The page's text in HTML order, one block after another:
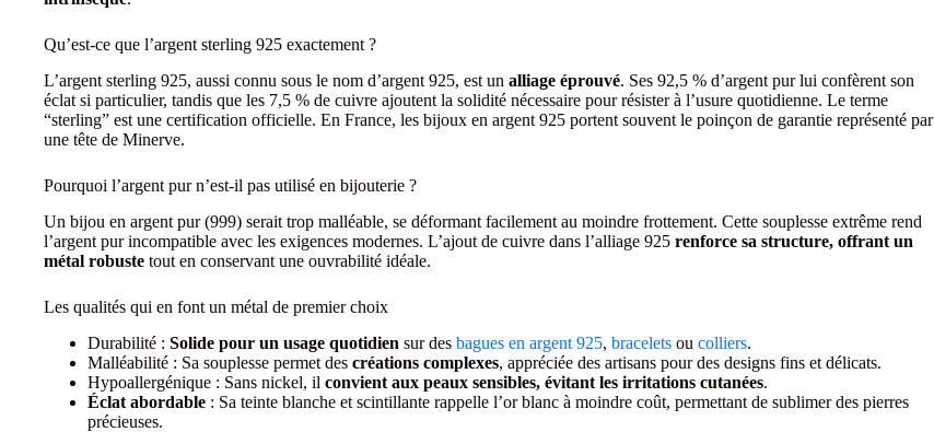
Qu’est-ce que l’argent sterling 925 exactement ?
L’argent sterling 925, aussi connu sous le nom d’argent 925, est un alliage éprouvé. Ses 92,5 % d’argent pur lui confèrent son
éclat si particulier, tandis que les 7,5 % de cuivre ajoutent la solidité nécessaire pour résister à l’usure quotidienne. Le terme
“sterling” est une certification officielle. En France, les bijoux en argent 925 portent souvent le poinçon de garantie représenté par
une tête de Minerve.
Pourquoi l’argent pur n’est-il pas utilisé en bijouterie ?
Un bijou en argent pur (999) serait trop malléable, se déformant facilement au moindre frottement. Cette souplesse extrême rend
l’argent pur incompatible avec les exigences modernes. L’ajout de cuivre dans l’alliage 925 renforce sa structure, offrant un
métal robuste tout en conservant une ouvrabilité idéale.
Les qualités qui en font un métal de premier choix
Durabilité : Solide pour un usage quotidien sur des bagues en argent 925, bracelets ou colliers.
Malléabilité : Sa souplesse permet des créations complexes, appréciée des artisans pour des designs fins et délicats.
Hypoallergénique : Sans nickel, il convient aux peaux sensibles, évitant les irritations cutanées.
Éclat abordable : Sa teinte blanche et scintillante rappelle l’or blanc à moindre coût, permettant de sublimer des pierres
précieuses.